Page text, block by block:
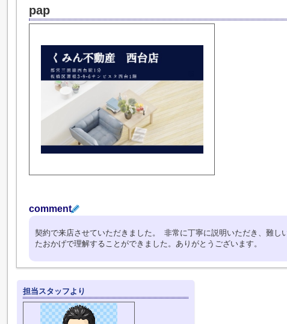
pap
comment
契約で来店させていただきました。 非常に丁寧に説明いただき、難し
たおかげで理解することができました。ありがとうございます。
担当スタッフより